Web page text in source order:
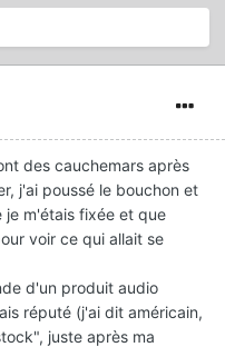
des cauchemars après
j'ai poussé le bouchon et
je m'étais fixée et que
voir ce qui allait se
d'un produit audio
réputé (j'ai dit américain,
juste après ma